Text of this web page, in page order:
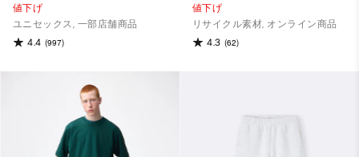
値下げ
ユニセックス, 一部店舗商品
4.4 (997)
値下げ
リサイクル素材, オンライン商品
4.3 (62)